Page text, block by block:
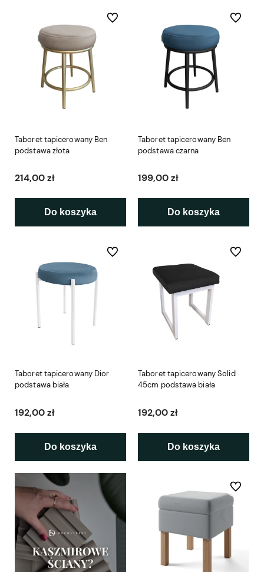
Taboret tapicerowany Ben
podstawa złota
214,00 zł
Do koszyka
Do ulubionych
Taboret tapicerowany Ben
podstawa czarna
199,00 zł
Do koszyka
Do
Taboret tapicerowany Dior
podstawa biała
192,00 zł
Do koszyka
Do ulubionych
Taboret tapicerowany Solid
45cm podstawa biała
192,00 zł
Do koszyka
Do
Do